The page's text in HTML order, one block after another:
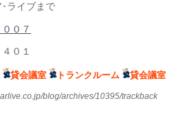
ライブまで
０７
０１
貸会議室 トランクルーム 貸会議室
blog/archives/10395/trackback